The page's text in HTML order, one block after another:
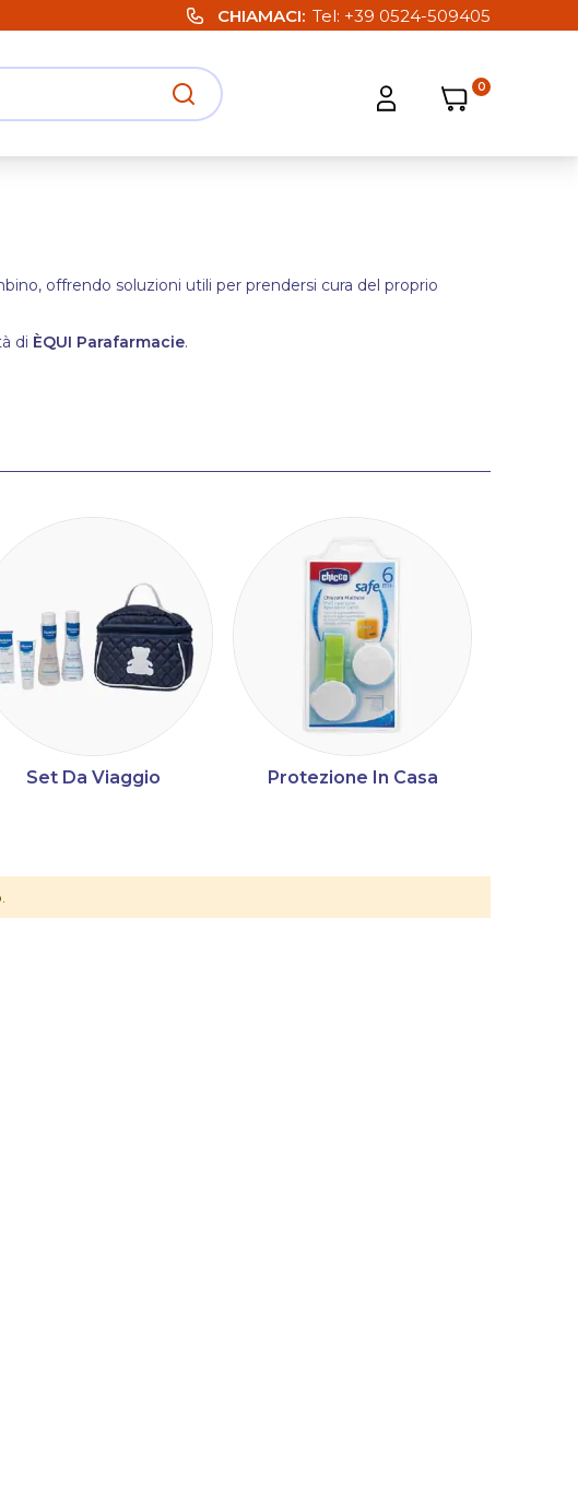
CHIAMACI Tel: +39 0524-509405
Apri ricerca Apri strumenti utente
Carrello
Carrello
0
offrendo soluzioni utili per prendersi cura del proprio
di ÈQUI Parafarmacie.
Set Da Viaggio Protezione In Casa